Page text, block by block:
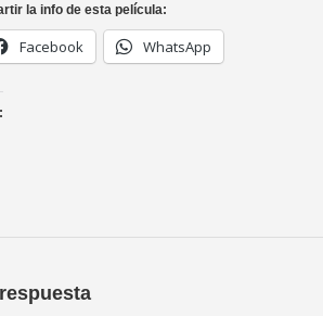
la info de esta película:
Facebook WhatsApp